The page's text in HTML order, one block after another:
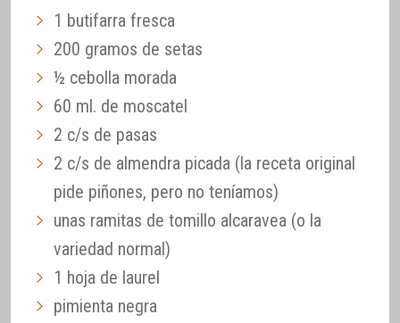
1 butifarra fresca
200 gramos de setas
½ cebolla morada
60 ml. de moscatel
2 c/s de pasas
2 c/s de almendra picada (la receta original
pide piñones, pero no teníamos)
unas ramitas de tomillo alcaravea (o la
variedad normal)
1 hoja de laurel
pimienta negra